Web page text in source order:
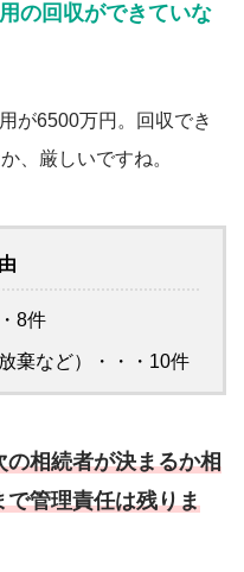
の回収ができていな
が6500万円。回収でき
、厳しいですね。
8件
棄など）・・・10件
相続者が決まるか相
管理責任は残りま